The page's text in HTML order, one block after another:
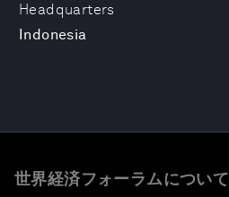
Headquarters
Indonesia
世界経済フォーラムについて